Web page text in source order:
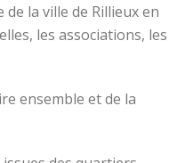
la ville de Rillieux en
les associations, les
ensemble et de la